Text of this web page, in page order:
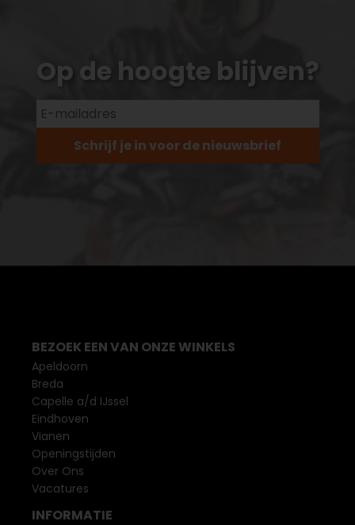
Op de hoogte blijven?
Schrijf je in voor de nieuwsbrief
BEZOEK EEN VAN ONZE WINKELS
Apeldoorn
Breda
Capelle a/d IJssel
Eindhoven
Vianen
Openingstijden
Over Ons
Vacatures
INFORMATIE